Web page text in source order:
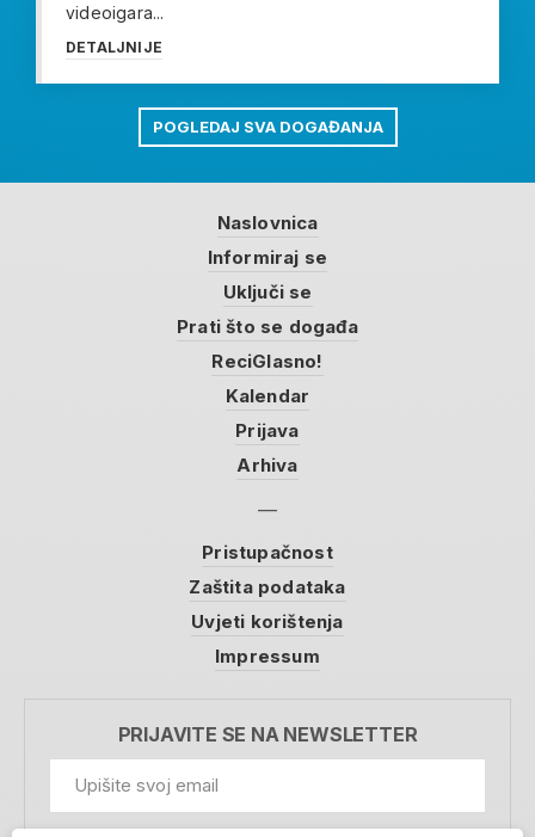
videoigara...
DETALJNIJE
POGLEDAJ SVA DOGAĐANJA
Naslovnica
Informiraj se
Uključi se
Prati što se događa
ReciGlasno!
Kalendar
Prijava
Arhiva
Pristupačnost
Zaštita podataka
Uvjeti korištenja
Impressum
PRIJAVITE SE NA NEWSLETTER